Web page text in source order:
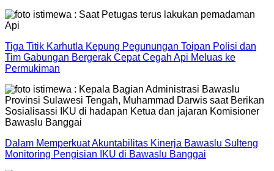
Tiga Titik Karhutla Kepung Pegunungan Toipan Polisi dan
Tim Gabungan Bergerak Cepat Cegah Api Meluas ke
Permukiman
Dalam Memperkuat Akuntabilitas Kinerja Bawaslu Sulteng
Monitoring Pengisian IKU di Bawaslu Banggai